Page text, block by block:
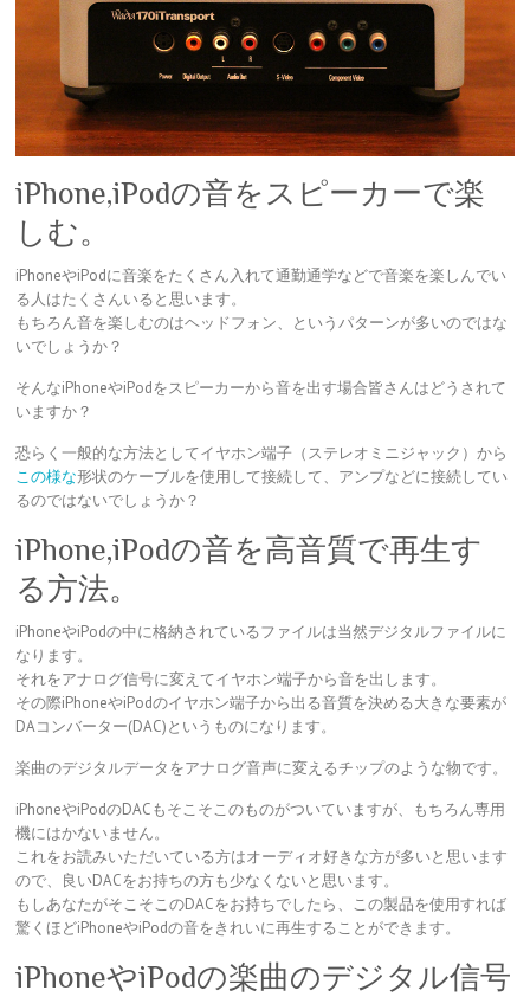
iPhone,iPodの音をスピーカーで楽
しむ。
iPhoneやiPodに音楽をたくさん入れて通勤通学などで音楽を楽しんでい
る人はたくさんいると思います。
もちろん音を楽しむのはヘッドフォン、というパターンが多いのではな
いでしょうか？
そんなiPhoneやiPodをスピーカーから音を出す場合皆さんはどうされて
いますか？
恐らく一般的な方法としてイヤホン端子（ステレオミニジャック）から
この様な形状のケーブルを使用して接続して、アンプなどに接続してい
るのではないでしょうか？
iPhone,iPodの音を高音質で再生す
る方法。
iPhoneやiPodの中に格納されているファイルは当然デジタルファイルに
なります。
それをアナログ信号に変えてイヤホン端子から音を出します。
その際iPhoneやiPodのイヤホン端子から出る音質を決める大きな要素が
DAコンバーター(DAC)というものになります。
楽曲のデジタルデータをアナログ音声に変えるチップのような物です。
iPhoneやiPodのDACもそこそこのものがついていますが、もちろん専用
機にはかないません。
これをお読みいただいている方はオーディオ好きな方が多いと思います
ので、良いDACをお持ちの方も少なくないと思います。
もしあなたがそこそこのDACをお持ちでしたら、この製品を使用すれば
驚くほどiPhoneやiPodの音をきれいに再生することができます。
iPhoneやiPodの楽曲のデジタル信号